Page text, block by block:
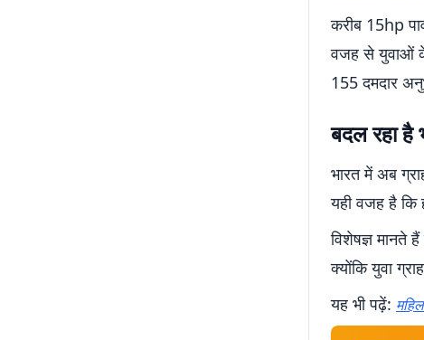
करीब 15hp
वजह से युवाओं
155 दमदार
बदल रहा है
भारत में अब
यही वजह है कि
विशेषज्ञ मानते
क्योंकि युवा
यह भी पढ़ें: